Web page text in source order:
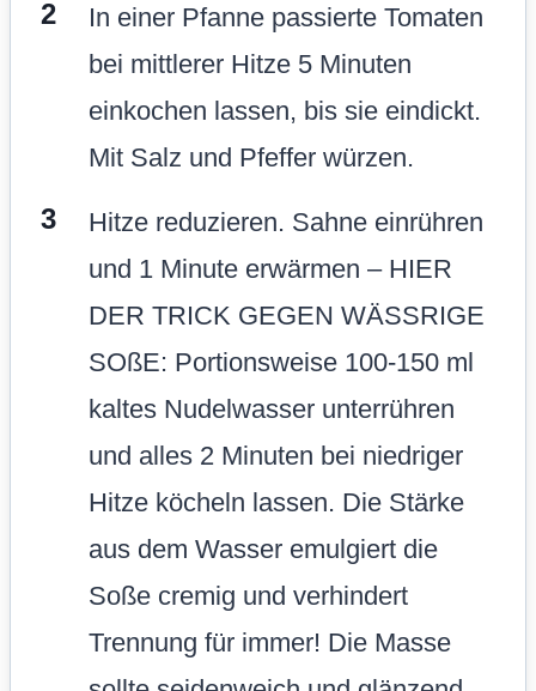
In einer Pfanne passierte Tomaten
bei mittlerer Hitze 5 Minuten
einkochen lassen, bis sie eindickt.
Mit Salz und Pfeffer würzen.
Hitze reduzieren. Sahne einrühren
und 1 Minute erwärmen – HIER
DER TRICK GEGEN WÄSSRIGE
SOßE: Portionsweise 100-150 ml
kaltes Nudelwasser unterrühren
und alles 2 Minuten bei niedriger
Hitze köcheln lassen. Die Stärke
aus dem Wasser emulgiert die
Soße cremig und verhindert
Trennung für immer! Die Masse